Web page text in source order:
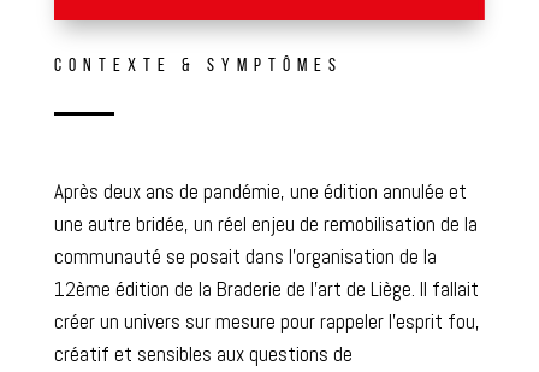
CONTEXTE & SYMPTÔMES
Après deux ans de pandémie, une édition annulée et
une autre bridée, un réel enjeu de remobilisation de la
communauté se posait dans l’organisation de la
12ème édition de la Braderie de l’art de Liège. Il fallait
créer un univers sur mesure pour rappeler l’esprit fou,
créatif et sensibles aux questions de